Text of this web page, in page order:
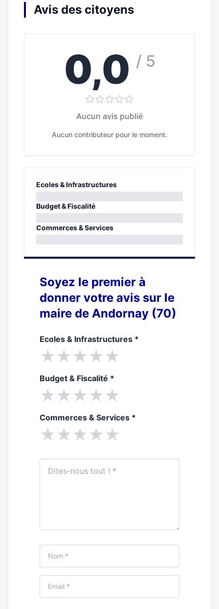
Avis des citoyens
0,0 / 5
Aucun avis publié
Aucun contributeur pour le moment.
Ecoles & Infrastructures
0%
Budget & Fiscalité
0%
Commerces & Services
Soyez le premier à
donner votre avis sur le
maire de Andornay (70)
Ecoles & Infrastructures *
★★★★★
Budget & Fiscalité *
★★★★★
Commerces & Services *
★★★★★